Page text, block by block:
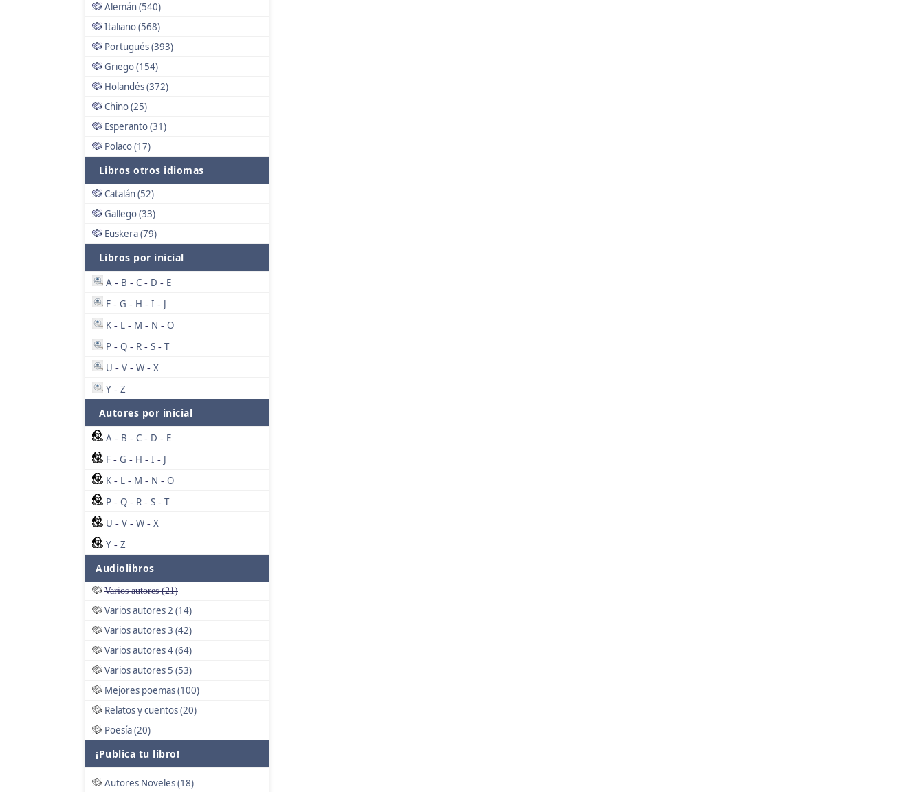
Alemán (540)
Italiano (568)
Portugués (393)
Griego (154)
Holandés (372)
Chino (25)
Esperanto (31)
Polaco (17)
Libros otros idiomas
Catalán (52)
Gallego (33)
Euskera (79)
Libros por inicial
A - B - C - D - E
F - G - H - I - J
K - L - M - N - O
P - Q - R - S - T
U - V - W - X
Y - Z
Autores por inicial
A - B - C - D - E
F - G - H - I - J
K - L - M - N - O
P - Q - R - S - T
U - V - W - X
Y - Z
Audiolibros
Varios autores (21)
Varios autores 2 (14)
Varios autores 3 (42)
Varios autores 4 (64)
Varios autores 5 (53)
Mejores poemas (100)
Relatos y cuentos (20)
Poesía (20)
¡Publica tu libro!
Autores Noveles (18)